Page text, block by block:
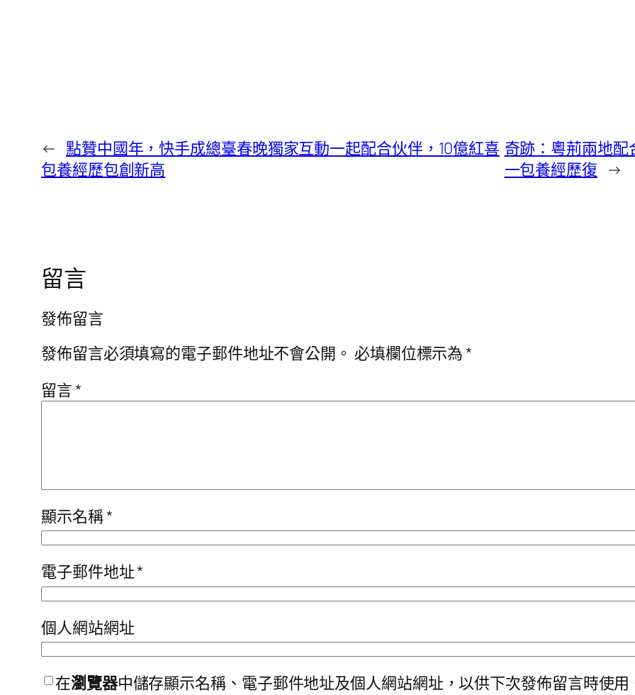
← ​點贊中國年，快手成總臺春晚獨家互動一起配合伙伴，10億紅喜
包養經歷包創新高
奇跡：粵荊兩地
一包養經歷復 →
留言
發佈留言
發佈留言必須填寫的電子郵件地址不會公開。 必填欄位標示為*
留言*
顯示名稱*
電子郵件地址*
個人網站網址
在瀏覽器中儲存顯示名稱、電子郵件地址及個人網站網址，以供下次發佈留言時使用